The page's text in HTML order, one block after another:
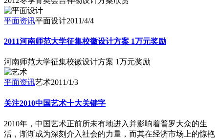
平面资讯平面设计2011/4/4
2011河南师范大学征集校徽设计方案 1万元奖励
河南师范大学征集校徽设计方案 1万元奖励
平面资讯艺术2011/1/3
关注2010中国艺术十大关键字
2010年，中国艺术正前所未有地进入并影响着普罗大众的生
活，渐渐成为深刻介入社会的力量，而其在经济市场上的惊艳